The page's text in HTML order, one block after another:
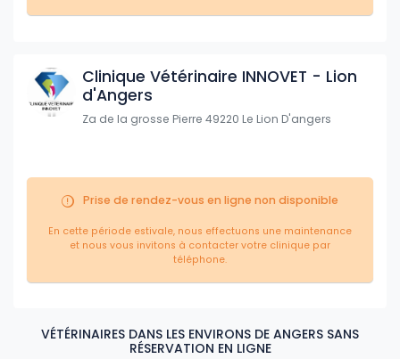
Clinique Vétérinaire INNOVET - Lion
d'Angers
Za de la grosse Pierre 49220 Le Lion D'angers
Prise de rendez-vous en ligne non disponible
En cette période estivale, nous effectuons une maintenance
et nous vous invitons à contacter votre clinique par
téléphone.
VÉTÉRINAIRES DANS LES ENVIRONS DE ANGERS SANS
RÉSERVATION EN LIGNE